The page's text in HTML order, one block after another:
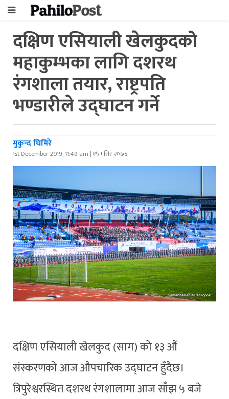
दक्षिण एसियाली खेलकुदको
महाकुम्भका लागि दशरथ
रंगशाला तयार, राष्ट्रपति
भण्डारीले उद्घाटन गर्ने
मुकुन्द घिमिरे
1st December 2019, 11:49 am | १५ मंसिर २०७६
दक्षिण एसियाली खेलकुद (साग) को १३ औं
संस्करणको आज औपचारिक उद्घाटन हुँदैछ।
त्रिपुरेश्वरस्थित दशरथ रंगशालामा आज साँझ ५ बजे